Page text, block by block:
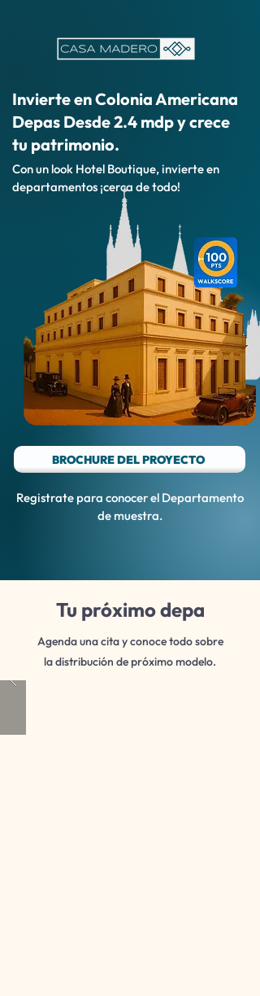
Invierte en Colonia Americana
Depas Desde 2.4 mdp y crece
tu patrimonio.
Con un look Hotel Boutique, invierte en
departamentos ¡cerca de todo!
BROCHURE DEL PROYECTO
Registrate para conocer el Departamento
de muestra.
Tu próximo depa
Agenda una cita y conoce todo sobre
la distribución de próximo modelo.